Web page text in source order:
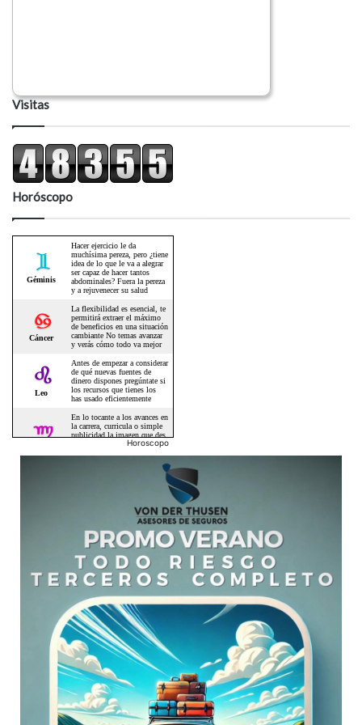
Visitas
Horóscopo
Horoscopo